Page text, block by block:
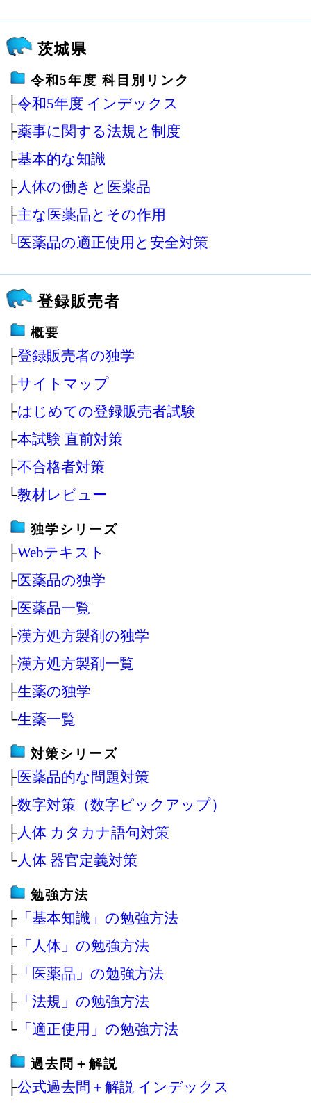
茨城県
令和5年度 科目別リンク
├令和5年度 インデックス
├薬事に関する法規と制度
├基本的な知識
├ 人体の働きと医薬品
├主な医薬品とその作用
└医薬品の適正使用と安全対策
登録販売者
概要
├登録販売者の独学
├サイトマップ
├はじめての登録販売者試験
├本試験 直前対策
├不合格者対策
└教材レビュー
独学シリーズ
├Webテキスト
├医薬品の独学
├医薬品一覧
├漢方処方製剤の独学
├漢方処方製剤一覧
├生薬の独学
└生薬一覧
対策シリーズ
├医薬品的な問題対策
├数字対策（数字ピックアップ）
├ 人体 カタカナ語句対策
└ 人体 器官定義対策
勉強方法
├ 「基本知識」の勉強方法
├ 「人体」の勉強方法
├ 「医薬品」の勉強方法
├ 「法規」の勉強方法
└ 「適正使用」の勉強方法
過去問＋解説
├公式過去問＋解説 インデックス